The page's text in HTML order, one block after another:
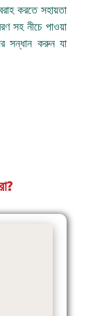
করতে সহায়তা
সহ নীচে পাওয়া
সন্ধান করুন যা